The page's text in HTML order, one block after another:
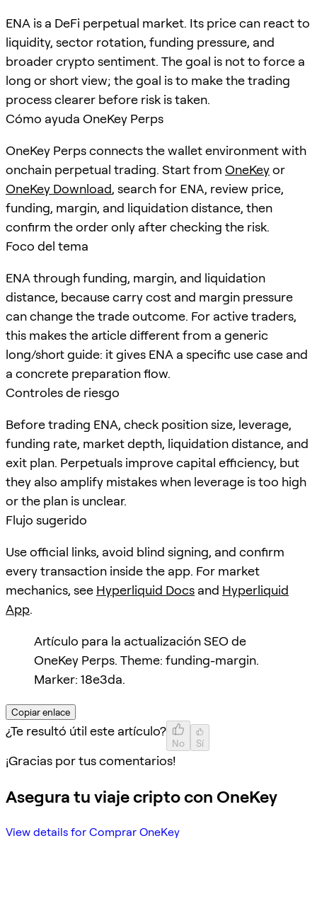
ENA is a DeFi perpetual market. Its price can react to
liquidity, sector rotation, funding pressure, and
broader crypto sentiment. The goal is not to force a
long or short view; the goal is to make the trading
process clearer before risk is taken.
Cómo ayuda OneKey Perps
OneKey Perps connects the wallet environment with
onchain perpetual trading. Start from OneKeyor
OneKey Download, search for ENA, review price,
funding, margin, and liquidation distance, then
confirm the order only after checking the risk.
Foco del tema
ENA through funding, margin, and liquidation
distance, because carry cost and margin pressure
can change the trade outcome. For active traders,
this makes the article different from a generic
long/short guide: it gives ENA a specific use case and
a concrete preparation flow.
Controles de riesgo
Before trading ENA, check position size, leverage,
funding rate, market depth, liquidation distance, and
exit plan. Perpetuals improve capital efficiency, but
they also amplify mistakes when leverage is too high
or the plan is unclear.
Flujo sugerido
Use official links, avoid blind signing, and confirm
every transaction inside the app. For market
mechanics, see Hyperliquid Docs and Hyperliquid
App.
Artículo para la actualización SEO de
OneKey Perps. Theme: funding-margin.
Marker: 18e3da.
Copiar enlace
¿Te resultó útil este artículo?
No Sí
¡Gracias por tus comentarios!
Asegura tu viaje cripto con OneKey
View details for Comprar OneKey